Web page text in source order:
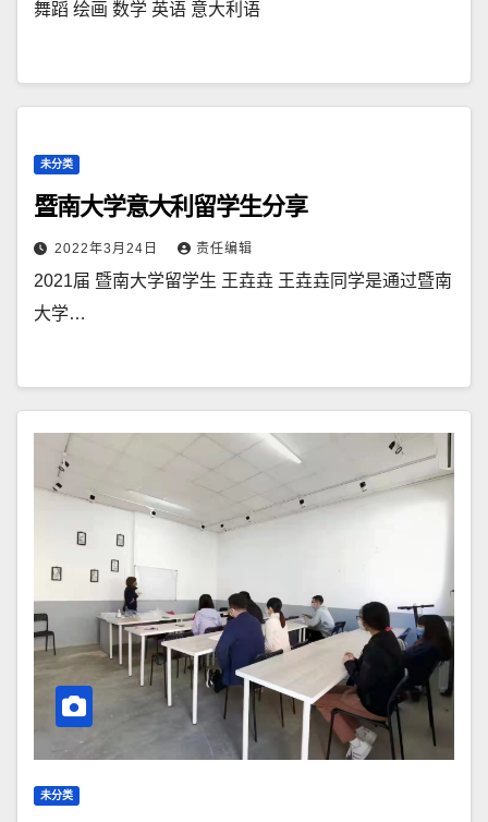
舞蹈 绘画 数学 英语 意大利语
未分类
暨南大学意大利留学生分享
2022年3月24日 责任编辑
2021届 暨南大学留学生 王垚垚 王垚垚同学是通过暨南
大学…
未分类